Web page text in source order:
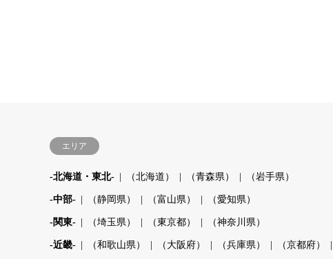
エリア
-北海道・東北- （北海道） （青森県） （岩手県）
-中部- （静岡県） （富山県） （愛知県）
-関東- （埼玉県） （東京都） （神奈川県）
-近畿- （和歌山県） （大阪府） （兵庫県） （京都府）